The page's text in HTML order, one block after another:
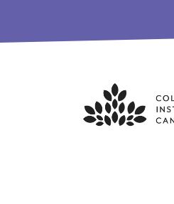
Skip